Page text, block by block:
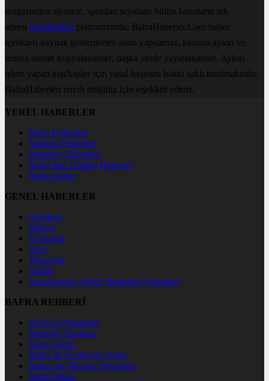
magazinden siyasete, spordan seyahate bütün konuların tek
adresi BafraHaberplatformunda; BafraHaberler.Com haber
içerikleri kaynak gösterileden alıntı yapılamaz, kanuna aykırı ve
izinsiz olarak kopyalanamaz, başka yerde yayınlanamaz. Aykırı
işlem yapan kişi/kişiler için yasal başvuru hakkı saklı tutulmaktadır.
BafraHaberleri tercih ettiğiniz için teşekkür ederiz.
YEREL HABERLER
Bafra Haberleri
Samsun Haberleri
Belediye Haberleri
Bafra Son Dakika Haberler
Bafra Haber
GENEL HABERLER
Gündem
Dünya
Ekonomi
Spor
Teknoloji
Sağlık
Koronavirüs Nedir? Belirtileri Nelerdir?
BAFRA REHBERİ
Bafra Kaymakamı
Belediye Başkanı
Bafra Tarihi
Bafra`da Gezilecek Yerler
Bafra`nın Meşhur Yemekleri
Bafra Pidesi